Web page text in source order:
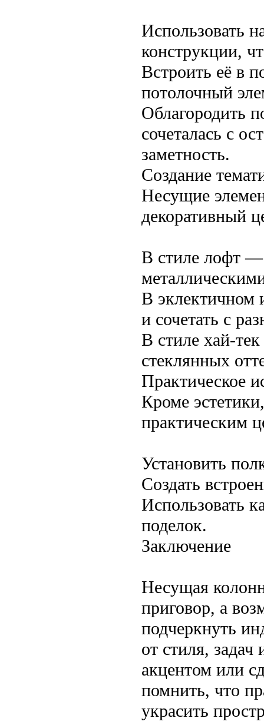
Использовать
конструкции,
Встроить её в
потолочный
Облагородить
сочеталась с
заметность.
Создание
Несущие
декоративный
В стиле лофт —
В эклектичном
и сочетать с
В стиле хай-
стеклянных
Практическое
Кроме
практическим
Установить
Создать
Использовать
поделок.
Заключение
Несущая
приговор, а
подчеркнуть
от стиля,
акцентом или
помнить, что
украсить